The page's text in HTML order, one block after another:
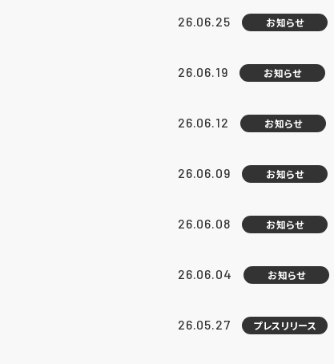
26.06.25 お知らせ
26.06.19 お知らせ
26.06.12 お知らせ
26.06.09 お知らせ
26.06.08 お知らせ
26.06.04 お知らせ
26.05.27 プレスリリース